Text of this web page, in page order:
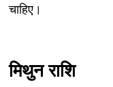
चाहिए।
मिथुन राशि